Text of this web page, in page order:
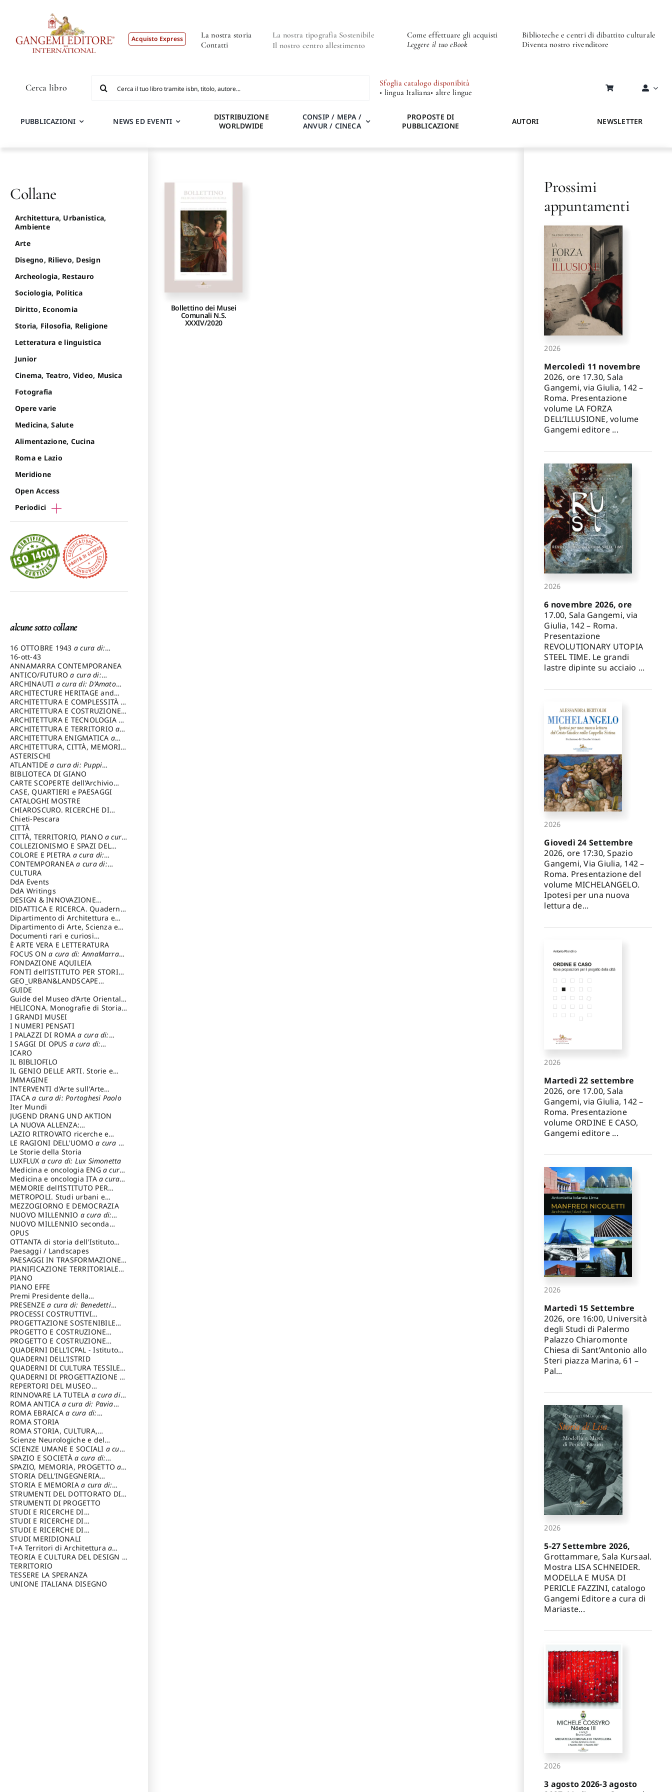
Acquisto Express
La nostra storia
Contatti
La nostra tipografia Sostenibile
Il nostro centro allestimento
Come effettuare gli acquisti
Leggere il tuo eBook
Biblioteche e centri di dibattito culturale
Diventa nostro rivenditore
Cerca libro
per:
Sfoglia catalogo disponibità
• lingua Italiana• altre lingue
PUBBLICAZIONI NEWS ED EVENTI
DISTRIBUZIONE
WORLDWIDE
CONSIP / MEPA /
ANVUR / CINECA
PROPOSTE DI
PUBBLICAZIONE
AUTORI NEWSLETTER
Bollettino dei Musei
Comunali N.S.
XXXIV/2020
Collane
Architettura, Urbanistica,
Ambiente
Arte
Disegno, Rilievo, Design
Archeologia, Restauro
Sociologia, Politica
Diritto, Economia
Storia, Filosofia, Religione
Letteratura e linguistica
Junior
Cinema, Teatro, Video, Musica
Fotografia
Opere varie
Medicina, Salute
Alimentazione, Cucina
Roma e Lazio
Meridione
Open Access
Periodici
alcune sotto collane
16 OTTOBRE 1943 a cura di:
Pezzetti Marcello
16-ott-43
ANNAMARRA CONTEMPORANEA
ANTICO/FUTUROa cura di:
Varagnoli Claudio
ARCHINAUTI a cura di: D'Amato
Claudio
ARCHITECTURE HERITAGE and
DESIGN
ARCHITETTURA E COMPLESSITÀ a
cura di: Piva Antonio
ARCHITETTURA E COSTRUZIONEa
cura di: Poretti Sergio
ARCHITETTURA E TECNOLOGIA a
cura di: Carrara Gianfranco
ARCHITETTURA E TERRITORIOa
cura di: Pietrogrande Enrico
ARCHITETTURA ENIGMATICA a
cura di: Lenci Ruggero
ARCHITETTURA, CITTÀ, MEMORIA
a cura di: Valeriani Enrico
ASTERISCHI
ATLANTIDEa cura di: Puppi
Lionello
BIBLIOTECA DI GIANO
CARTE SCOPERTE dell’Archivio
Storico Capitolino
CASE, QUARTIERI e PAESAGGI
CATALOGHI MOSTRE
CHIAROSCURO. RICERCHE DI
STORIA E STORIA DELL'ARTE
cura di: Di Carpegna Falconieri
Tommaso
Chieti-Pescara
CITTÀ
CITTÀ, TERRITORIO, PIANO a cura
di: Imbesi Giuseppe
COLLEZIONISMO E SPAZI DEL
COLLEZIONISMO a cura di:
Magnani Lauro
COLORE E PIETRA a cura di:
Selvaggi Giuseppe
CONTEMPORANEAa cura di:
Gubinelli Luna
CULTURA
DdA Events
DdA Writings
DESIGN & INNOVAZIONE
TECNOLOGICAa cura di: Vallicelli
Andrea
DIDATTICA E RICERCA. Quaderni
della Scuola
Dipartimento di Architettura e
Analisi della Città Mediterranea
Dipartimento di Arte, Scienza e
Tecnica del Costuire
Documenti rari e curiosi
dall'Archivio Segreto
È ARTE VERA E LETTERATURA
FOCUS ONa cura di: AnnaMarra
Contemporanea
FONDAZIONE AQUILEIA
FONTI dell’ISTITUTO PER STORIA
DEL RISORGIMENTO
GEO_URBAN&LANDSCAPE
PLANNING (GULP)
Trusiani Elio
GUIDE
Guide del Museo d’Arte Orientale
“Giuseppe Tucci”
HELICONA. Monografie di Storia
dell'Artea cura di: Gallo Marco
I GRANDI MUSEI
I NUMERI PENSATI
I PALAZZI DI ROMAa cura di:
Ippoliti Alessandro
I SAGGI DI OPUS a cura di:
Scalesse Tommaso
ICARO
IL BIBLIOFILO
IL GENIO DELLE ARTI. Storie e
interpretazione
IMMAGINE
INTERVENTI d'Arte sull'Arte
dedicata alla cultura della
conservazione d’arte
Fondazione Paola Droghetti onlus
ITACAa cura di: Portoghesi Paolo
Iter Mundi
JUGEND DRANG UND AKTION
LA NUOVA ALLENZA:
ARCHITETTURA & AMBIENTE
LAZIO RITROVATO ricerche e
restauri
LE RAGIONI DELL'UOMOa cura di:
Lombardi Satriani Luigi
Le Storie della Storia
LUXFLUX a cura di: Lux Simonetta
Medicina e oncologia ENG a cura
di: Lopez Massimo
Medicina e oncologia ITA a cura
di: Lopez Massimo
MEMORIE dell’ISTITUTO PER
STORIA DEL RISORGIMENTO
METROPOLI. Studi urbani e
regionali
MEZZOGIORNO E DEMOCRAZIA
NUOVO MILLENNIO a cura di:
Capaldo Pellegrino
NUOVO MILLENNIO seconda
serie
Francesco
OPUS
OTTANTA di storia dell'Istituto
storia dell’Istitutoa cura di:
Cavalieri Patrizia
Paesaggi / Landscapes
PAESAGGI IN TRASFORMAZIONEa
cura di: Corti Enrico A.
PIANIFICAZIONE TERRITORIALE
URBANISTICA ED AMBIENTALE
cura di: Costa Enrico
PIANO
PIANO EFFE
Premi Presidente della
Repubblica
PRESENZEa cura di: Benedetti
Sandro
PROCESSI COSTRUTTIVI
DELL'ARCHITETTURAa cura di:
Ippoliti Alessandro
PROGETTAZIONE SOSTENIBILE
PARTECIPATA
PROGETTO E COSTRUZIONE
DELL’ARCHITETTURA
PROGETTO E COSTRUZIONE
SOSTENIBILE
QUADERNI DELL'ICPAL - Istituto
centrale per il restauro e la
conservazione del patrimonio
archivistico e librario
QUADERNI DELL'ISTRID
QUADERNI DI CULTURA TESSILEa
cura di: Crispolti Livia
QUADERNI DI PROGETTAZIONE a
cura di: Giura Longo Tommaso
REPERTORI DEL MUSEO
CENTRALE DEL RISORGIMENTOa
cura di: Pizzo Marco
RINNOVARE LA TUTELA a cura di:
Cicalò Enrico
ROMA ANTICA a cura di: Pavia
Carlo
ROMA EBRAICAa cura di:
Procaccia Claudio
ROMA STORIA
ROMA STORIA, CULTURA,
IMMAGINEa cura di: Fagiolo
Marcello
Scienze Neurologiche e del
Comportamento
SCIENZE UMANE E SOCIALI a cura
di: Iannizzi Salvatore
SPAZIO E SOCIETÀa cura di:
Cassetti Roberto
SPAZIO, MEMORIA, PROGETTOa
cura di: Rossi Massimo
STORIA DELL'INGEGNERIA
STRUTTURALE IN ITALIAa cura di:
Poretti Sergio
STORIA E MEMORIAa cura di:
Rossi Lauro
STRUMENTI DEL DOTTORATO DI
RICERCA IN RILIEVO E
RAPPRESENTAZIONE
DELL’ARCHITETTURA E
DELL’AMBIENTEa cura di: Migliari
Riccardo
STRUMENTI DI PROGETTO
STUDI E RICERCHE DI
ARCHEOLOGIA IN SICILIA
di: Pelagatti Paola
STUDI E RICERCHE DI
ARCHITETTURA del Dipartimento
di Architettura Università degli
Studi G. d' Annunzio
STUDI E RICERCHE DI
ARCHITETTURA del Dipartimento
di Architettura Università degli
Studi G. d' Annunzio, Chieti-
Pescaraa cura di: Fusero Paolo
STUDI MERIDIONALI
T+A Territori di Architetturaa
cura di: Ramazzotti Luigi
TEORIA E CULTURA DEL DESIGN a
cura di: Furlanis Giuseppe
TERRITORIO
TESSERE LA SPERANZA
UNIONE ITALIANA DISEGNO
Prossimi
appuntamenti
2026
Mercoledì 11 novembre
2026, ore 17.30, Sala
Gangemi, via Giulia, 142 –
Roma. Presentazione
volume LA FORZA
DELL’ILLUSIONE, volume
Gangemi editore ...
2026
6 novembre 2026, ore
17.00, Sala Gangemi, via
Giulia, 142 – Roma.
Presentazione
REVOLUTIONARY UTOPIA
STEEL TIME. Le grandi
lastre dipinte su acciaio ...
2026
Giovedì 24 Settembre
2026, ore 17:30, Spazio
Gangemi, Via Giulia, 142 –
Roma. Presentazione del
volume MICHELANGELO.
Ipotesi per una nuova
lettura de...
2026
Martedì 22 settembre
2026, ore 17.00, Sala
Gangemi, via Giulia, 142 –
Roma. Presentazione
volume ORDINE E CASO,
Gangemi editore ...
2026
Martedì 15 Settembre
2026, ore 16:00, Università
degli Studi di Palermo
Palazzo Chiaromonte
Chiesa di Sant’Antonio allo
Steri piazza Marina, 61 –
Pal...
2026
5-27 Settembre 2026,
Grottammare, Sala Kursaal.
Mostra LISA SCHNEIDER.
MODELLA E MUSA DI
PERICLE FAZZINI, catalogo
Gangemi Editore a cura di
Mariaste...
2026
3 agosto 2026-3 agosto